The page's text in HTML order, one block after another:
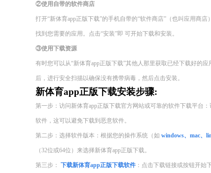
②使用自带的软件商店
打开“新体育app正版下载”的手机自带的“软件商店”（也叫应用商
找到您需要的应用。点击“安装”即 可开始下载和安装。
③使用下载资源
有时您可以从“新体育app正版下载”其他人那里获取已经下载好的
后，进行安全扫描以确保没有携带病毒，然后点击安装。
新体育app正版下载安装步骤:
第一步：访问新体育app正版下载官方网站或可靠的软件下载平台
软件，这可以避免下载到恶意软件。
第二步：选择软件版本：根据您的操作系统（如 windows、mac、
（32位或64位）来选择新体育app正版下载。
第三步： 下载新体育app正版下载软件 ：点击下载链接或按钮开始